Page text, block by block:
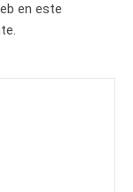
en este